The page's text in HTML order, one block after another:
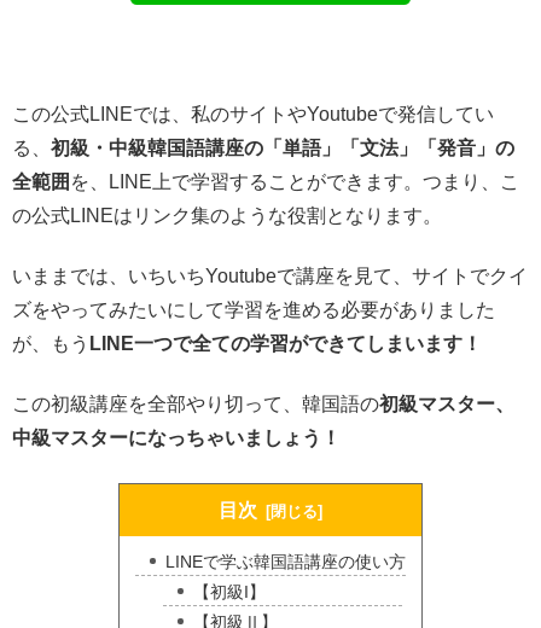
この公式LINEでは、私のサイトやYoutubeで発信してい
る、 初級・中級韓国語講座の「単語」「文法」「発音」の
全範囲 を、LINE上で学習することができます。つまり、こ
の公式LINEはリンク集のような役割となります。
いままでは、いちいちYoutubeで講座を見て、サイトでクイ
ズをやってみたいにして学習を進める必要がありました
が、もう LINE一つで全ての学習ができてしまいます！
この初級講座を全部やり切って、韓国語の初級マスター、
中級マスターになっちゃいましょう！
目次
LINEで学ぶ韓国語講座の使い方
【初級I】
【初級Ⅱ】